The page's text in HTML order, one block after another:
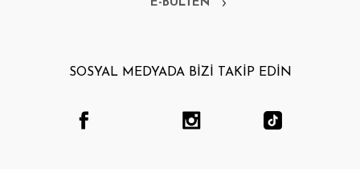
E-BÜLTEN
SOSYAL MEDYADA BİZİ TAKİP EDİN